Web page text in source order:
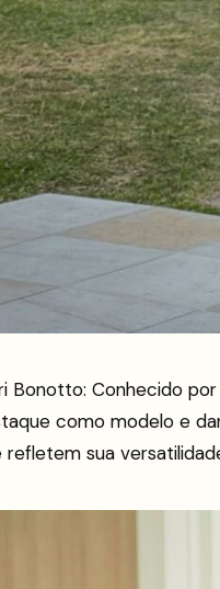
Bonotto: Conhecido
como modelo e
refletem sua